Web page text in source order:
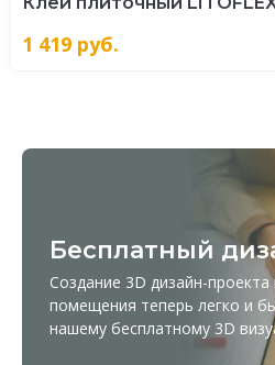
1 419 руб.
Бесплатный
Создание 3D дизайн-проекта
помещения теперь легко и
нашему бесплатному 3D